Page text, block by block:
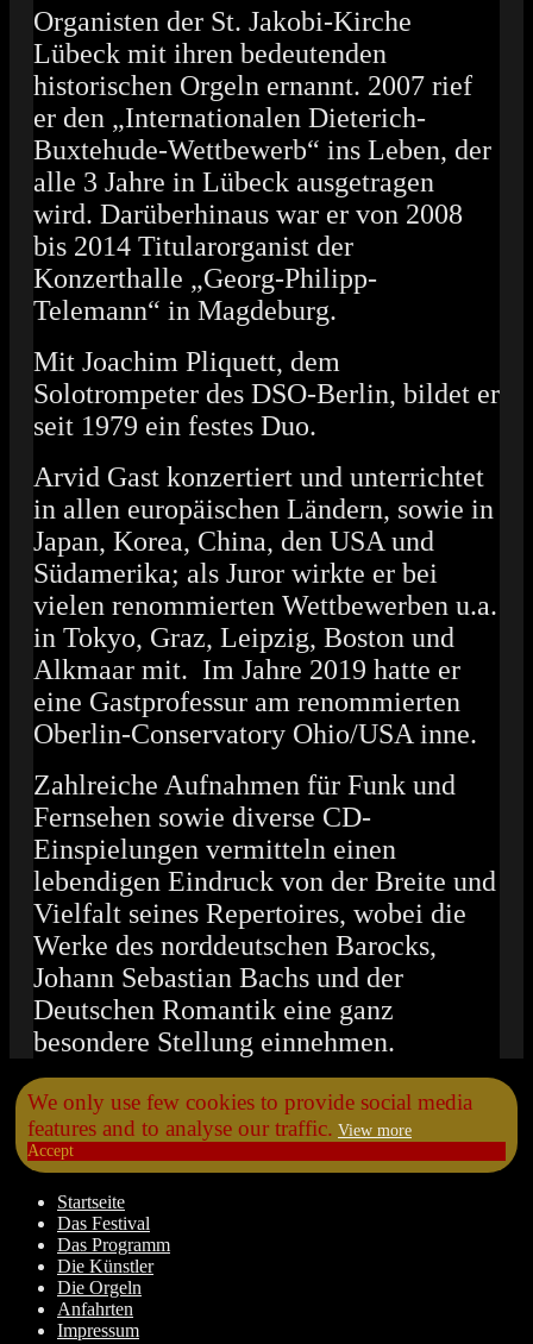
Organisten der St. Jakobi-Kirche
Lübeck mit ihren bedeutenden
historischen Orgeln ernannt. 2007 rief
er den „Internationalen Dieterich-
Buxtehude-Wettbewerb“ ins Leben, der
alle 3 Jahre in Lübeck ausgetragen
wird. Darüberhinaus war er von 2008
bis 2014 Titularorganist der
Konzerthalle „Georg-Philipp-
Telemann“ in Magdeburg.
Mit Joachim Pliquett, dem
Solotrompeter des DSO-Berlin, bildet er
seit 1979 ein festes Duo.
Arvid Gast konzertiert und unterrichtet
in allen europäischen Ländern, sowie in
Japan, Korea, China, den USA und
Südamerika; als Juror wirkte er bei
vielen renommierten Wettbewerben u.a.
in Tokyo, Graz, Leipzig, Boston und
Alkmaar mit. Im Jahre 2019 hatte er
eine Gastprofessur am renommierten
Oberlin-Conservatory Ohio/USA inne.
Zahlreiche Aufnahmen für Funk und
Fernsehen sowie diverse CD-
Einspielungen vermitteln einen
lebendigen Eindruck von der Breite und
Vielfalt seines Repertoires, wobei die
Werke des norddeutschen Barocks,
Johann Sebastian Bachs und der
Deutschen Romantik eine ganz
besondere Stellung einnehmen.
Scroll
UpWe only use few cookies to provide social media
features and to analyse our traffic. View more
Accept
Startseite
Das Festival
Das Programm
Die Künstler
Die Orgeln
Anfahrten
Impressum